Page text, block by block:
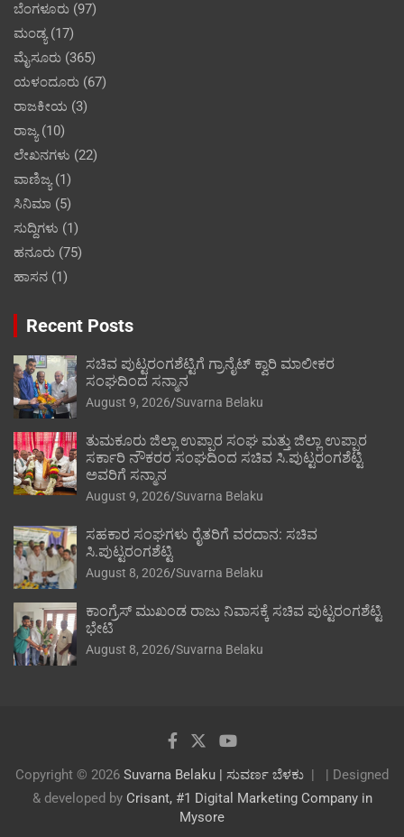
ಬೆಂಗಳೂರು (97)
ಮಂಡ್ಯ(17)
ಮೈಸೂರು (365)
ಯಳಂದೂರು (67)
ರಾಜಕೀಯ (3)
ರಾಜ್ಯ(10)
ಲೇಖನಗಳು (22)
ವಾಣಿಜ್ಯ(1)
ಸಿನಿಮಾ (5)
ಸುದ್ದಿಗಳು (1)
ಹನೂರು (75)
ಹಾಸನ (1)
Recent Posts
ಸಚಿವ ಪುಟ್ಟರಂಗಶೆಟ್ಟಿಗೆ ಗ್ರಾನೈಟ್ ಕ್ವಾರಿ ಮಾಲೀಕರ
ಸಂಘದಿಂದ ಸನ್ಮಾನ
August 9, 2026 Suvarna Belaku
ತುಮಕೂರು ಜಿಲ್ಲಾ ಉಪ್ಪಾರ ಸಂಘ ಮತ್ತು ಜಿಲ್ಲಾ ಉಪ್ಪಾರ
ಸರ್ಕಾರಿ ನೌಕರರ ಸಂಘದಿಂದ ಸಚಿವ ಸಿ.ಪುಟ್ಟರಂಗಶೆಟ್ಟಿ
ಅವರಿಗೆ ಸನ್ಮಾನ
August 9, 2026 Suvarna Belaku
ಸಹಕಾರ ಸಂಘಗಳು ರೈತರಿಗೆ ವರದಾನ: ಸಚಿವ
ಸಿ.ಪುಟ್ಟರಂಗಶೆಟ್ಟಿ
August 8, 2026 Suvarna Belaku
ಕಾಂಗ್ರೆಸ್ ಮುಖಂಡ ರಾಜು ನಿವಾಸಕ್ಕೆ ಸಚಿವ ಪುಟ್ಟರಂಗಶೆಟ್ಟಿ
ಭೇಟಿ
August 8, 2026 Suvarna Belaku
Copyright © 2026 Suvarna Belaku | ಸುವರ್ಣ ಬೆಳಕು
| Designed
& developed by Crisant, #1 Digital Marketing Company in
Mysore